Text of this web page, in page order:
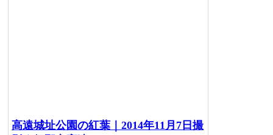
高遠城址公園の紅葉｜2014年11月7日撮